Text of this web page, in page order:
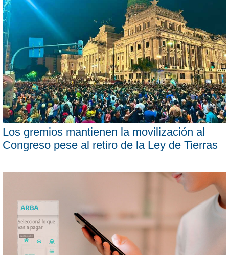
Los gremios mantienen la movilización al
Congreso pese al retiro de la Ley de Tierras